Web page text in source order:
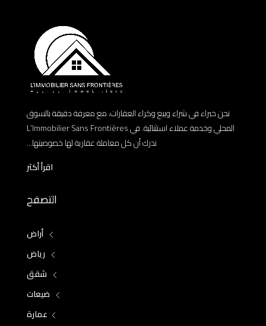
نحن خبراء في شراء وبيع وكراء العقارات، مع معرفة دقيقة بالسوق
المحلي وخدمة عملاء استثنائية. في L’Immobilier Sans Frontières
ندرك أن كل معاملة عقارية لها خصوصيتها...
اقرأ أكثر
التصفح
أراض
رياض
شقق
ضيعات
عمارة